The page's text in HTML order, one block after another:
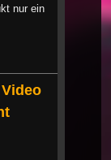
nur ein